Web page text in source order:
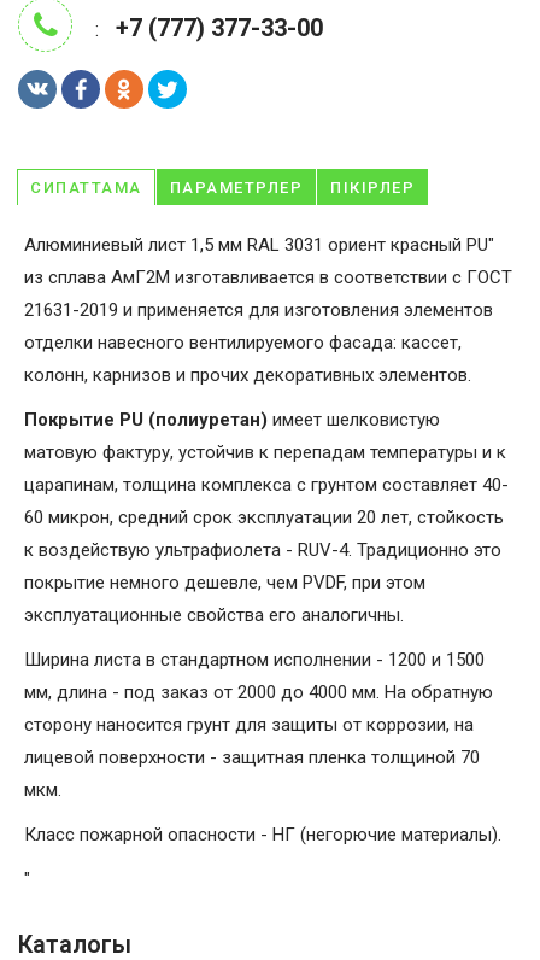
: +7 (777) 377-33-00
СИПАТТАМА ПАРАМЕТРЛЕР ПІКІРЛЕР
Алюминиевый лист 1,5 мм RAL 3031 ориент красный PU"
из сплава АмГ2М изготавливается в соответствии с ГОСТ
21631-2019 и применяется для изготовления элементов
отделки навесного вентилируемого фасада: кассет,
колонн, карнизов и прочих декоративных элементов.
Покрытие PU (полиуретан) имеет шелковистую
матовую фактуру, устойчив к перепадам температуры и к
царапинам, толщина комплекса с грунтом составляет 40-
60 микрон, средний срок эксплуатации 20 лет, стойкость
к воздействую ультрафиолета - RUV-4. Традиционно это
покрытие немного дешевле, чем PVDF, при этом
эксплуатационные свойства его аналогичны.
Ширина листа в стандартном исполнении - 1200 и 1500
мм, длина - под заказ от 2000 до 4000 мм. На обратную
сторону наносится грунт для защиты от коррозии, на
лицевой поверхности - защитная пленка толщиной 70
мкм.
Класс пожарной опасности - НГ (негорючие материалы).
"
Каталогы